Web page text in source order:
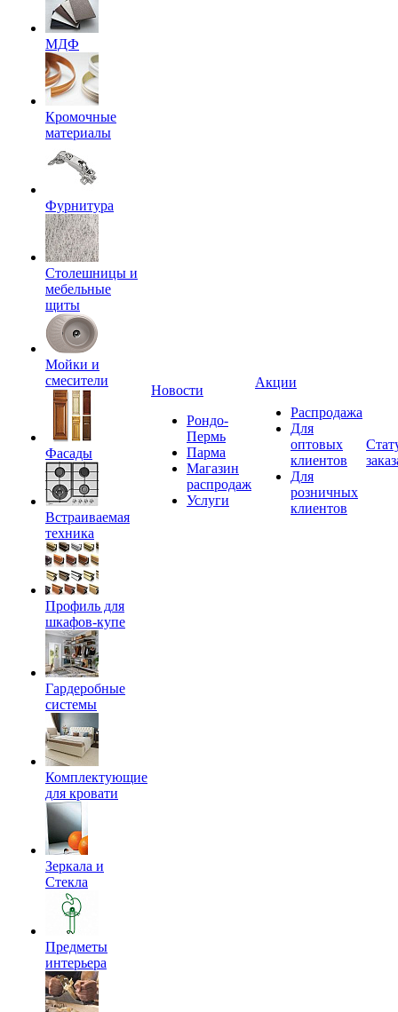
МДФ
Кромочные
материалы
Фурнитура
Столешницы и
мебельные
щиты
Мойки и
смесители
Фасады
Встраиваемая
техника
Профиль для
шкафов-купе
Гардеробные
системы
Комплектующие
для кровати
Зеркала и
Стекла
Предметы
интерьера
Новости
Рондо-
Пермь
Парма
Магазин
распродаж
Услуги
Акции
Распродажа
Для
оптовых
клиентов
Для
розничных
клиентов